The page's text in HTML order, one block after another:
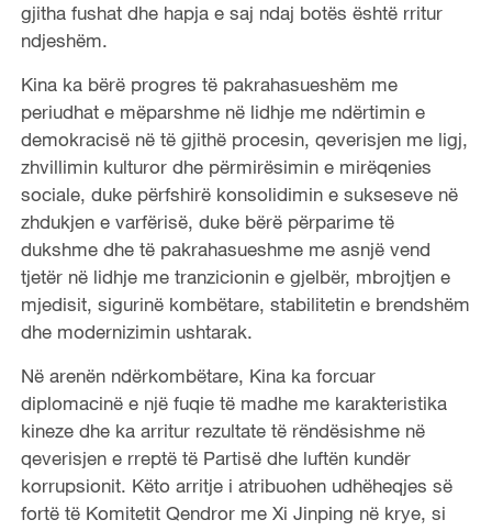
gjitha fushat dhe hapja e saj ndaj botës është rritur
ndjeshëm.
Kina ka bërë progres të pakrahasueshëm me
periudhat e mëparshme në lidhje me ndërtimin e
demokracisë në të gjithë procesin, qeverisjen me ligj,
zhvillimin kulturor dhe përmirësimin e mirëqenies
sociale, duke përfshirë konsolidimin e sukseseve në
zhdukjen e varfërisë, duke bërë përparime të
dukshme dhe të pakrahasueshme me asnjë vend
tjetër në lidhje me tranzicionin e gjelbër, mbrojtjen e
mjedisit, sigurinë kombëtare, stabilitetin e brendshëm
dhe modernizimin ushtarak.
Në arenën ndërkombëtare, Kina ka forcuar
diplomacinë e një fuqie të madhe me karakteristika
kineze dhe ka arritur rezultate të rëndësishme në
qeverisjen e rreptë të Partisë dhe luftën kundër
korrupsionit. Këto arritje i atribuohen udhëheqjes së
fortë të Komitetit Qendror me Xi Jinping në krye, si